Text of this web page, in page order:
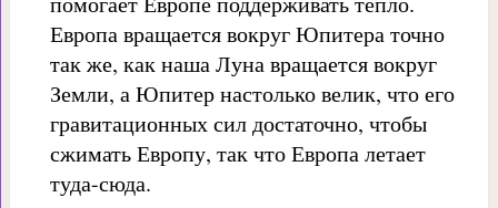
Европа вращается вокруг Юпитера точно
так же, как наша Луна вращается вокруг
Земли, а Юпитер настолько велик, что его
гравитационных сил достаточно, чтобы
сжимать Европу, так что Европа летает
туда-сюда.